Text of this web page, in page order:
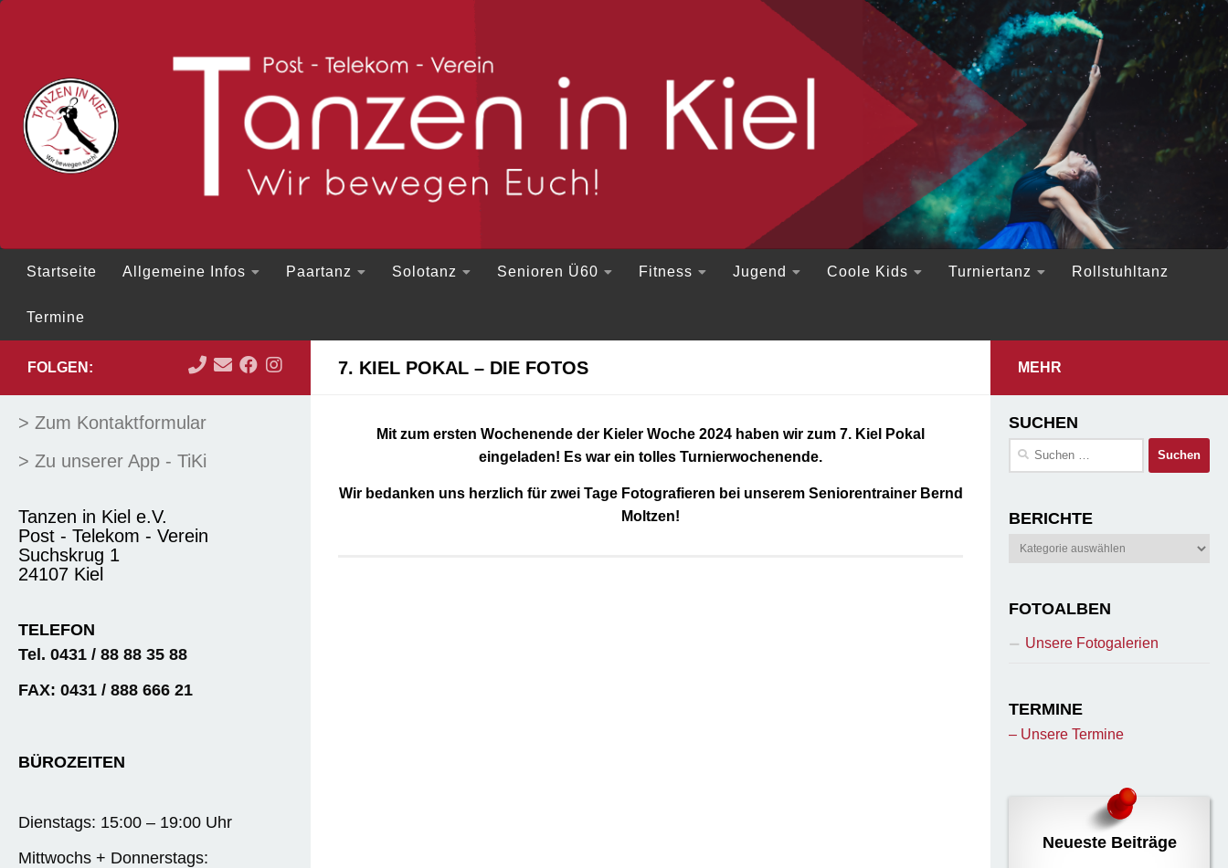
Startseite Allgemeine Infos Paartanz Solotanz Senioren Ü60 Fitness Jugend Coole Kids Turniertanz Rollstuhltanz
Termine
7. KIEL POKAL – DIE FOTOS
Mit zum ersten Wochenende der Kieler Woche 2024 haben wir zum 7. Kiel Pokal
eingeladen! Es war ein tolles Turnierwochenende.
Wir bedanken uns herzlich für zwei Tage Fotografieren bei unserem Seniorentrainer Bernd
Moltzen!
FOLGEN:
> Zum Kontaktformular
> Zu unserer App - TiKi
Tanzen in Kiel e.V.
Post - Telekom - Verein
Suchskrug 1
24107 Kiel
TELEFON
Tel. 0431 / 88 88 35 88
FAX: 0431 / 888 666 21
BÜROZEITEN
Dienstags: 15:00 – 19:00 Uhr
Mittwochs + Donnerstags:
MEHR
SUCHEN
Suchen
BERICHTE
Berichte
FOTOALBEN
Unsere Fotogalerien
TERMINE
– Unsere Termine
Neueste Beiträge